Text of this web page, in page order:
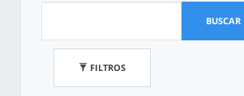
BUSCAR
FILTROS